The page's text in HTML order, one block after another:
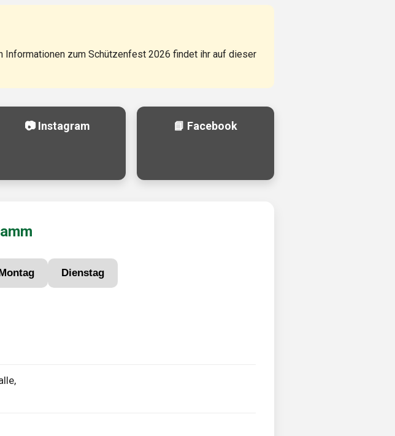
zum Schützenfest 2026 findet ihr auf dieser
📷 Instagram 📘 Facebook
Montag Dienstag